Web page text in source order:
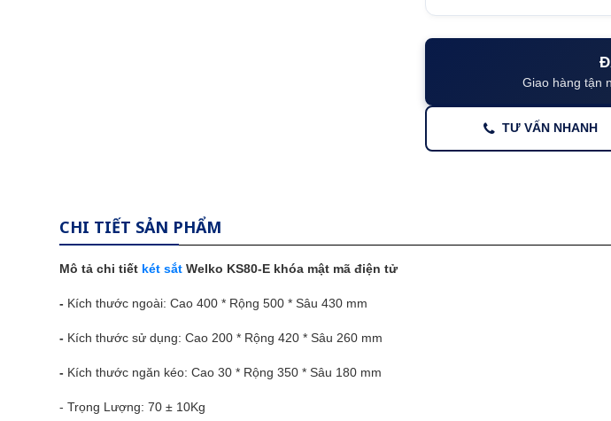
Giao hàng tận
TƯ VẤN NHANH
CHI TIẾT SẢN PHẨM
Mô tả chi tiết két sắt Welko KS80-E khóa mật mã điện tử
- Kích thước ngoài: Cao 400 * Rộng 500 * Sâu 430 mm
- Kích thước sử dụng: Cao 200 * Rộng 420 * Sâu 260 mm
- Kích thước ngăn kéo: Cao 30 * Rộng 350 * Sâu 180 mm
- Trọng Lượng: 70 ± 10Kg